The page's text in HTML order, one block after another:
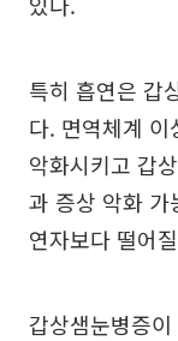
특히 흡연은 갑
다. 면역체계
악화시키고 갑
과 증상 악화 가
연자보다 떨어
갑상샘눈병증